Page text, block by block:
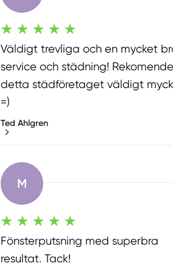
Väldigt trevliga och en mycket
service och städning!
detta städföretaget väldigt
=)
Ted Ahlgren
M
Fönsterputsning med superbra
resultat. Tack!